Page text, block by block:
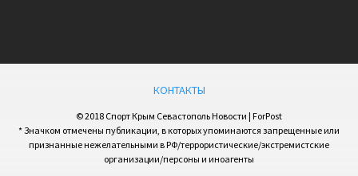
КОНТАКТЫ
© 2018 Спорт Крым Севастополь Новости | ForPost
* Значком отмечены публикации, в которых упоминаются запрещенные или
признанные нежелательными в РФ/террористические/экстремистские
организации/персоны и иноагенты